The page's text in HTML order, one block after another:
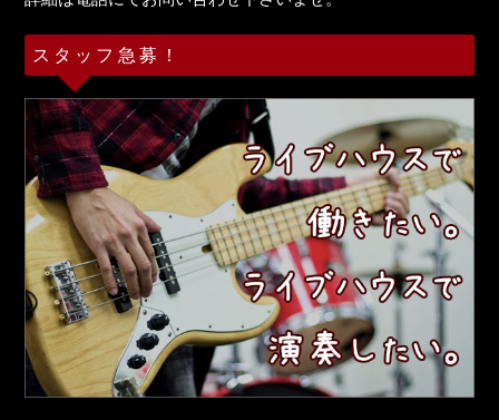
スタッフ急募！